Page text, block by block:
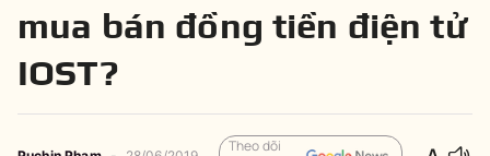
mua bán đồng tiền điện tử
IOST?
Theo dõi